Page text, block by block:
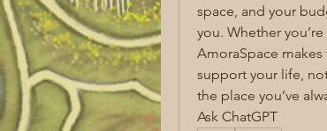
space, and your
you. Whether
AmoraSpace
support your life,
the place you’ve
Ask ChatGPT